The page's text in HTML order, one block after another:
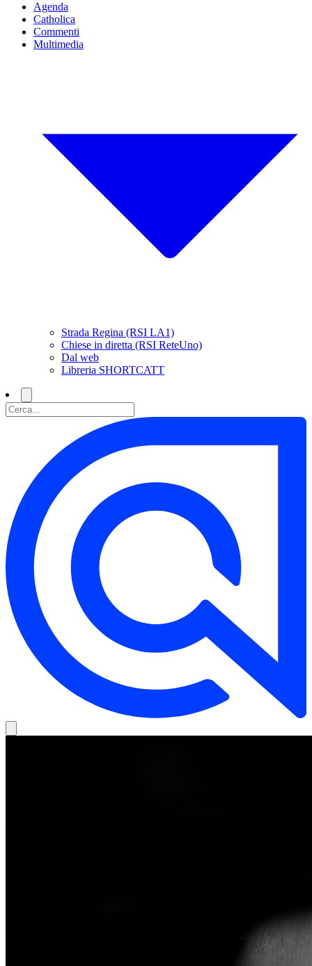
Agenda
Catholica
Commenti
Multimedia
Strada Regina (RSI LA1)
Chiese in diretta (RSI ReteUno)
Dal web
Libreria SHORTCATT